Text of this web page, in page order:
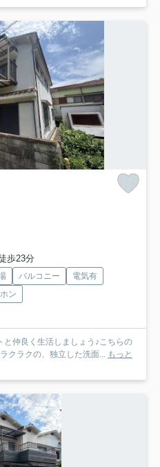
歩23分
バルコニー
電気有
ン
仲良く生活しましょう♪こちらの
クラクの、独立した洗面... もっと